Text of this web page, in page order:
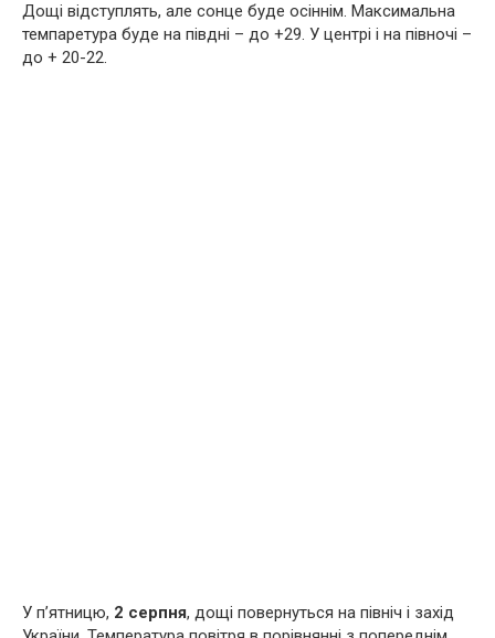
Дощі відступлять, але сонце буде осіннім. Максимальна
темпаретура буде на півдні – до +29. У центрі і на півночі –
до + 20-22.
У п’ятницю, 2 серпня, дощі повернуться на північ і захід